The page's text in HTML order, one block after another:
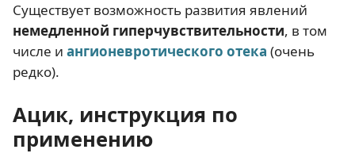
Существует возможность развития явлений
немедленной гиперчувствительности, в том
числе и ангионевротического отека (очень
редко).
Ацик, инструкция по
применению